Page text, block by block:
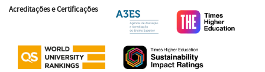
Acreditações e Certificações